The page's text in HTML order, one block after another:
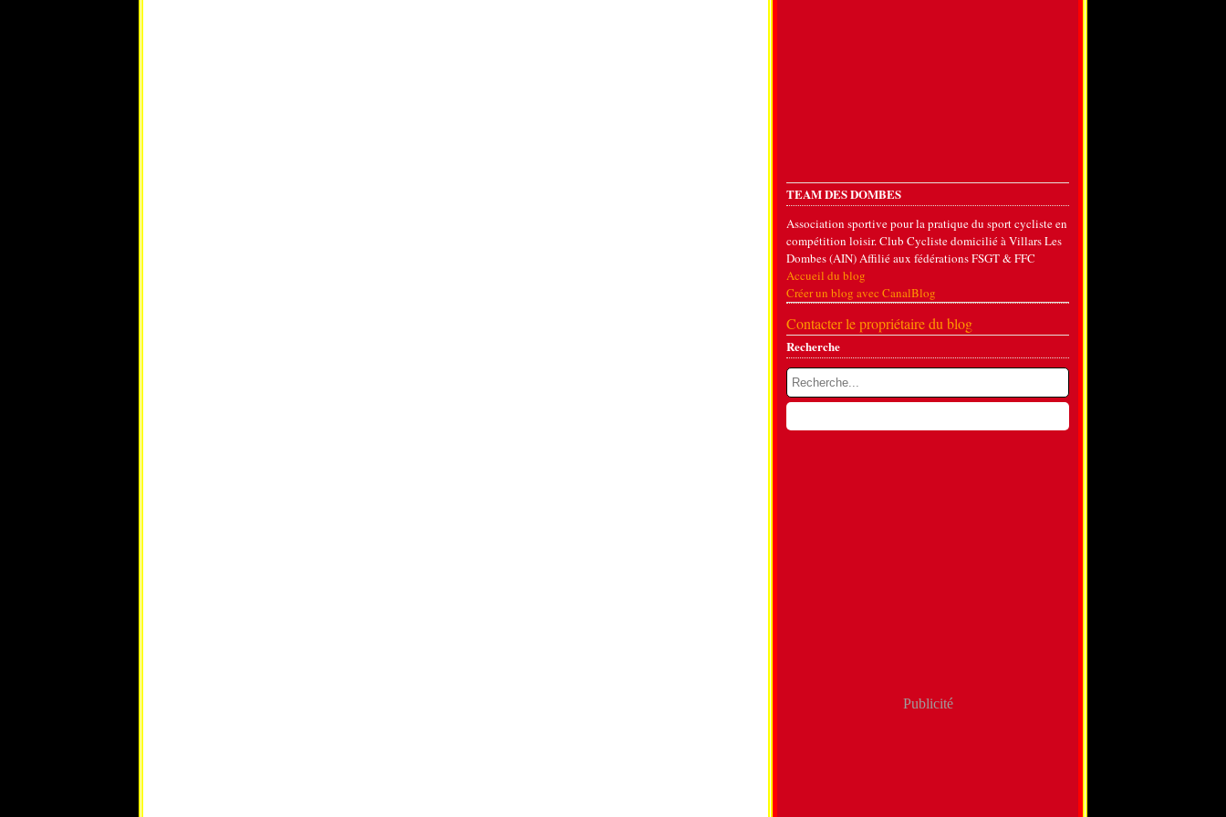
TEAM DES DOMBES
Association sportive pour la pratique du sport cycliste en
compétition loisir. Club Cycliste domicilié à Villars Les
Dombes (AIN) Affilié aux fédérations FSGT & FFC
Accueil du blog
Créer un blog avec CanalBlog
Contacter le propriétaire du blog
Recherche
Publicité